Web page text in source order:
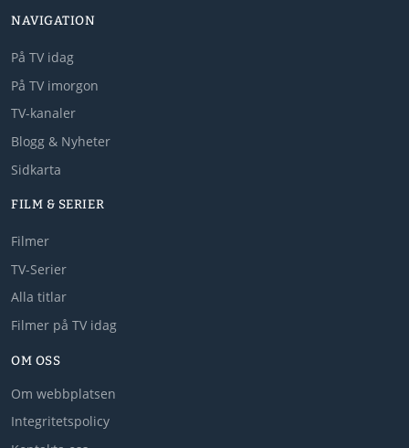
NAVIGATION
På TV idag
På TV imorgon
TV-kanaler
Blogg & Nyheter
Sidkarta
FILM & SERIER
Filmer
TV-Serier
Alla titlar
Filmer på TV idag
OM OSS
Om webbplatsen
Integritetspolicy